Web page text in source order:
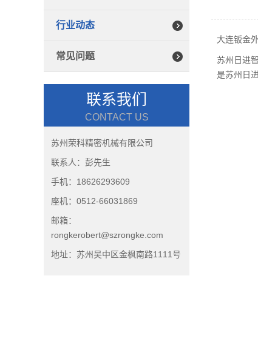
行业动态
常见问题
联系我们
CONTACT US
苏州荣科精密机械有限公司
联系人：彭先生
手机：18626293609
座机：0512-66031869
邮箱：
rongkerobert@szrongke.com
地址：苏州吴中区金枫南路1111号
大连钣金
苏州日进
是苏州日